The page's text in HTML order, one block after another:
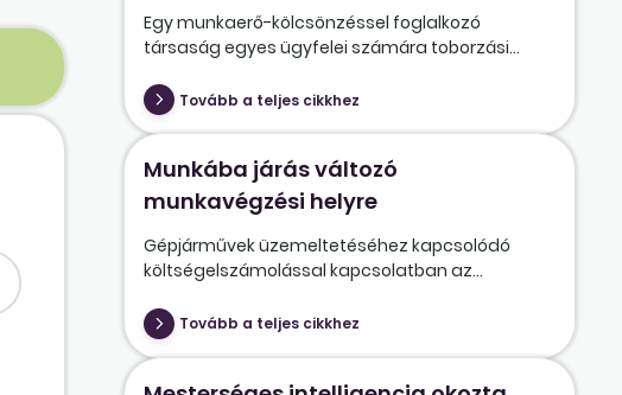
Egy munkaerő-kölcsönzéssel foglalkozó
társaság egyes ügyfelei számára toborzási...
Tovább a teljes cikkhez
Munkába járás változó
munkavégzési helyre
Gépjárművek üzemeltetéséhez kapcsolódó
költségelszámolással kapcsolatban az...
Tovább a teljes cikkhez